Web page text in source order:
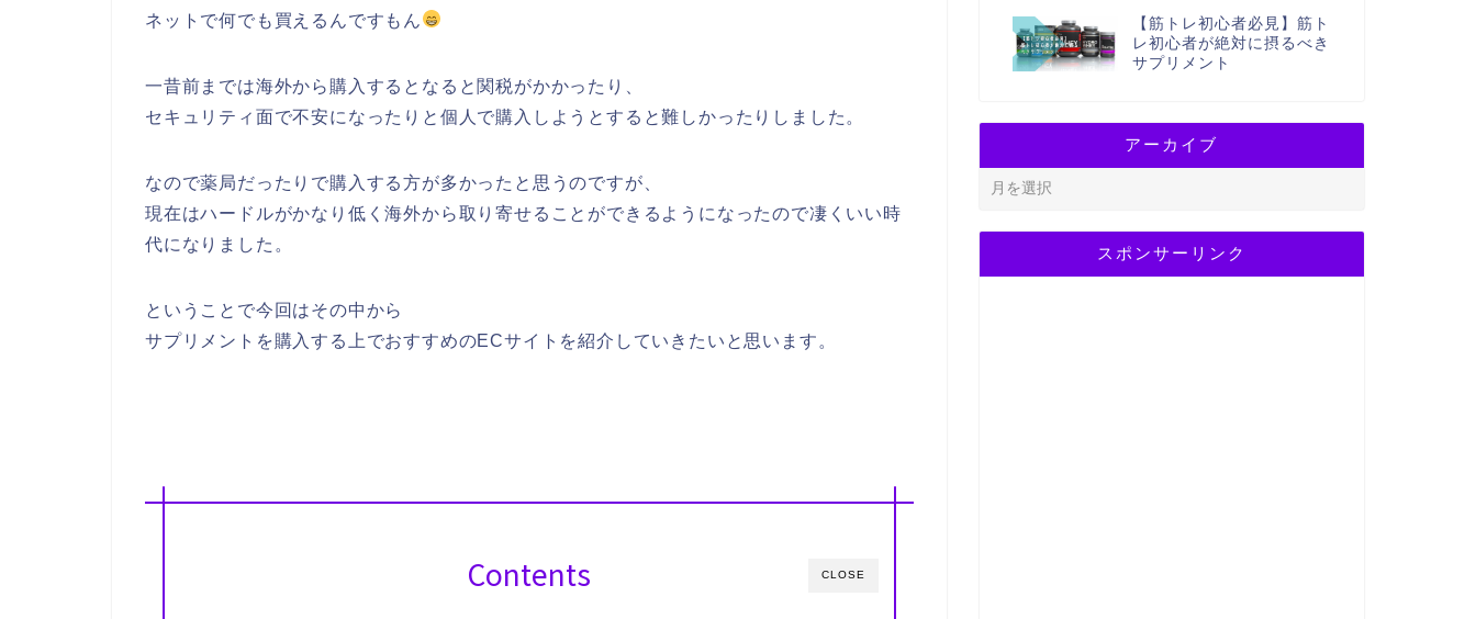
ネットで何でも買えるんですもん
一昔前までは海外から購入するとなると関税がかかったり、
セキュリティ面で不安になったりと個人で購入しようとすると難しかったりしました。
なので薬局だったりで購入する方が多かったと思うのですが、
現在はハードルがかなり低く海外から取り寄せることができるようになったので凄くいい時
代になりました。
ということで今回はその中から
サプリメントを購入する上でおすすめのECサイトを紹介していきたいと思います。
CLOSE
Contents
【筋トレ初心者必見】筋ト
レ初心者が絶対に摂るべき
サプリメント
アーカイブ
スポンサーリンク